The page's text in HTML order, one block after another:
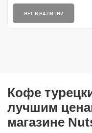
НЕТ В НАЛИЧИИ
Кофе
лучшим
магазине